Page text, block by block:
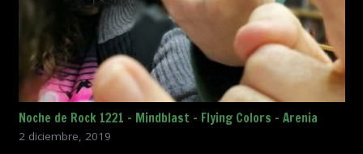
Noche de Rock 1221 – Mindblast – Flying Colors – Arenia
2 diciembre, 2019